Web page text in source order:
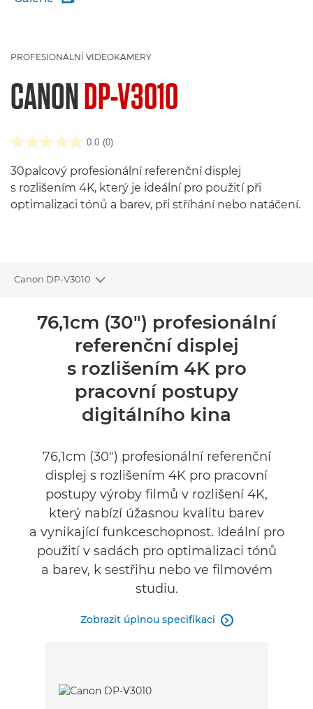
PROFESIONÁLNÍ VIDEOKAMERY
CANONDP-V3010
0.0 (0)
30palcový profesionální referenční displej
s rozlišením 4K, který je ideální pro použití při
optimalizaci tónů a barev, při stříhání nebo natáčení.
Canon DP-V3010
Toggle breadcrumbs
Přehled76,1cm (30") profesionální
referenční displej
s rozlišením 4K pro
pracovní postupy
digitálního kina
76,1cm (30") profesionální referenční
displej s rozlišením 4K pro pracovní
postupy výroby filmů v rozlišení 4K,
který nabízí úžasnou kvalitu barev
a vynikající funkceschopnost. Ideální pro
použití v sadách pro optimalizaci tónů
a barev, k sestřihu nebo ve filmovém
studiu.
Zobrazit úplnou specifikaci 